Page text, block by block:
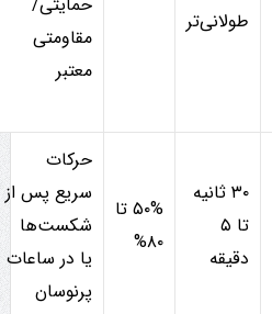
طولانی‌تر
مقاومتی
معتبر
۳۰ ثانیه
تا ۵
دقیقه
۵۰% تا
۸۰%
حرکات
سریع پس از
شکست‌ها
یا در ساعات
پرنوسان